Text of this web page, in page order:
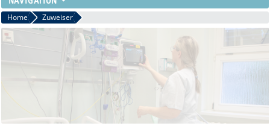
Home Zuweiser